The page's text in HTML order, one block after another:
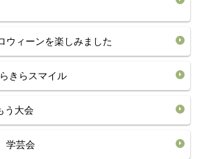
ィーンを楽しみました
きらスマイル
う大会
学芸会